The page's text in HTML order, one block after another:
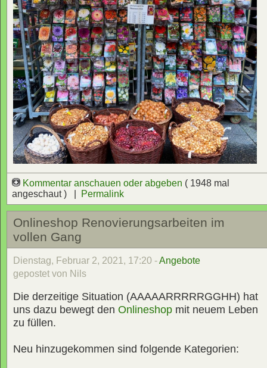
Kommentar anschauen oder abgeben ( 1948 mal
angeschaut ) |
Permalink
Onlineshop Renovierungsarbeiten im
vollen Gang
Dienstag, Februar 2, 2021, 17:20 -Angebote
gepostet von Nils
Die derzeitige Situation (AAAAARRRRRGGHH) hat
uns dazu bewegt den Onlineshop mit neuem Leben
zu füllen.
Neu hinzugekommen sind folgende Kategorien: